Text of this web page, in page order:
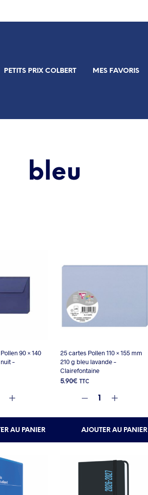
PETITS PRIX COLBERT MES FAVORIS
bleu
90 × 140
–
AU PANIER
25 cartes Pollen 110 × 155 mm
210 g bleu lavande –
Clairefontaine
5.90€ TTC
AJOUTER AU PANIER